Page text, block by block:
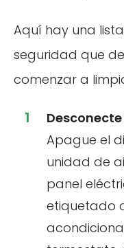
Aquí hay una
seguridad que
comenzar a
Apague el
unidad de
panel
etiquetado